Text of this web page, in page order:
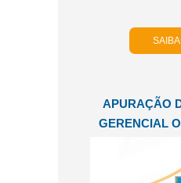
APURAÇÃO
GERENCIAL